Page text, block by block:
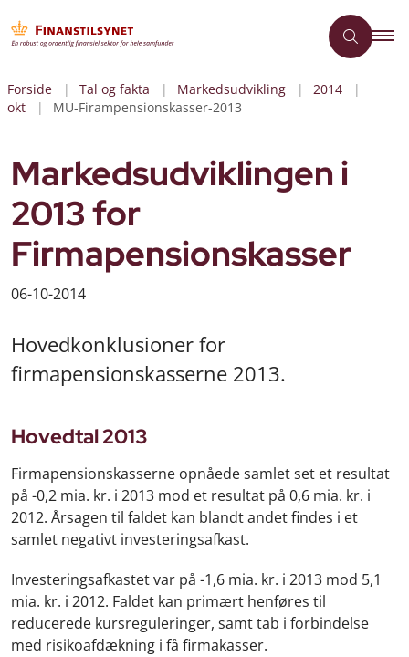
Forside Tal og fakta Markedsudvikling
2014
okt
MU-Firampensionskasser-2013
Markedsudviklingen i
2013 for
Firmapensionskasser
06-10-2014
Hovedkonklusioner for
firmapensionskasserne 2013.
Hovedtal 2013
Firmapensionskasserne opnåede samlet set et resultat
på -0,2 mia. kr. i 2013 mod et resultat på 0,6 mia. kr. i
2012. Årsagen til faldet kan blandt andet findes i et
samlet negativt investeringsafkast.
Investeringsafkastet var på -1,6 mia. kr. i 2013 mod 5,1
mia. kr. i 2012. Faldet kan primært henføres til
reducerede kursreguleringer, samt tab i forbindelse
med risikoafdækning i få firmakasser.